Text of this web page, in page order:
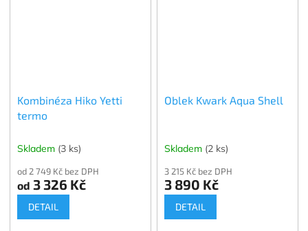
Kombinéza Hiko Yetti
termo
Skladem (3 ks)
od 2 749 Kč bez DPH
od 3 326 Kč
DETAIL
Oblek Kwark Aqua Shell
Skladem (2 ks)
3 215 Kč bez DPH
3 890 Kč
DETAIL